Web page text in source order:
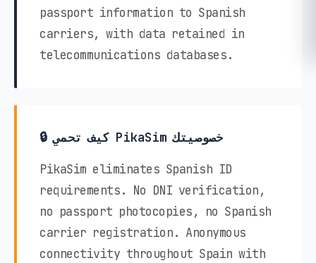
passport information to Spanish
carriers, with data retained in
telecommunications databases.
🔒 كيف تحمي PikaSim خصوصيتك
PikaSim eliminates Spanish ID
requirements. No DNI verification,
no passport photocopies, no Spanish
carrier registration. Anonymous
connectivity throughout Spain with